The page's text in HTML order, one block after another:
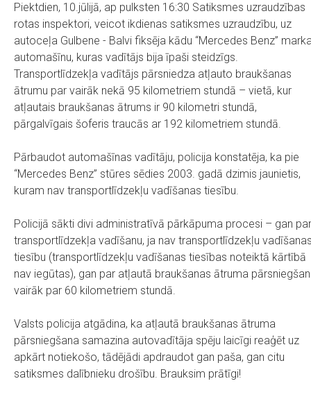
Piektdien, 10.jūlijā, ap pulksten 16:30 Satiksmes uzraudzības
rotas inspektori, veicot ikdienas satiksmes uzraudzību, uz
autoceļa Gulbene - Balvi fiksēja kādu “Mercedes Benz”
automašīnu, kuras vadītājs bija īpaši steidzīgs.
Transportlīdzekļa vadītājs pārsniedza atļauto braukšanas
ātrumu par vairāk nekā 95 kilometriem stundā – vietā, kur
atļautais braukšanas ātrums ir 90 kilometri stundā,
pārgalvīgais šoferis traucās ar 192 kilometriem stundā.
Pārbaudot automašīnas vadītāju, policija konstatēja, ka pie
“Mercedes Benz” stūres sēdies 2003. gadā dzimis jaunietis,
kuram nav transportlīdzekļu vadīšanas tiesību.
Policijā sākti divi administratīvā pārkāpuma procesi – gan par
transportlīdzekļa vadīšanu, ja nav transportlīdzekļu
tiesību (transportlīdzekļu vadīšanas tiesības noteiktā kārtībā
nav iegūtas), gan par atļautā braukšanas ātruma
vairāk par 60 kilometriem stundā.
Valsts policija atgādina, ka atļautā braukšanas ātruma
pārsniegšana samazina autovadītāja spēju laicīgi reaģēt uz
apkārt notiekošo, tādējādi apdraudot gan paša, gan citu
satiksmes dalībnieku drošību. Brauksim prātīgi!